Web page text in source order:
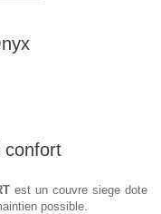
confort
est un couvre siege dote
possible.